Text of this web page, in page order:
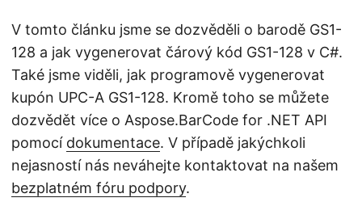
V tomto článku jsme se dozvěděli o barodě GS1-
128 a jak vygenerovat čárový kód GS1-128 v C#.
Také jsme viděli, jak programově vygenerovat
kupón UPC-A GS1-128. Kromě toho se můžete
dozvědět více o Aspose.BarCode for .NET API
pomocí dokumentace. V případě jakýchkoli
nejasností nás neváhejte kontaktovat na našem
bezplatném fóru podpory.